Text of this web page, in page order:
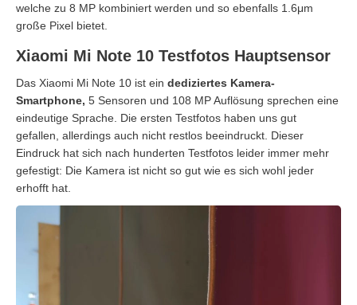
welche zu 8 MP kombiniert werden und so ebenfalls 1.6μm
große Pixel bietet.
Xiaomi Mi Note 10 Testfotos Hauptsensor
Das Xiaomi Mi Note 10 ist ein dediziertes Kamera-
Smartphone, 5 Sensoren und 108 MP Auflösung sprechen eine
eindeutige Sprache. Die ersten Testfotos haben uns gut
gefallen, allerdings auch nicht restlos beeindruckt. Dieser
Eindruck hat sich nach hunderten Testfotos leider immer mehr
gefestigt: Die Kamera ist nicht so gut wie es sich wohl jeder
erhofft hat.